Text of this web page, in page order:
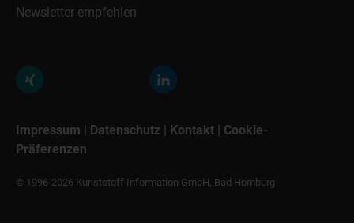
Newsletter empfehlen
Impressum | Datenschutz | Kontakt | Cookie-
Präferenzen
© 1996-2026 Kunststoff Information GmbH, Bad Homburg